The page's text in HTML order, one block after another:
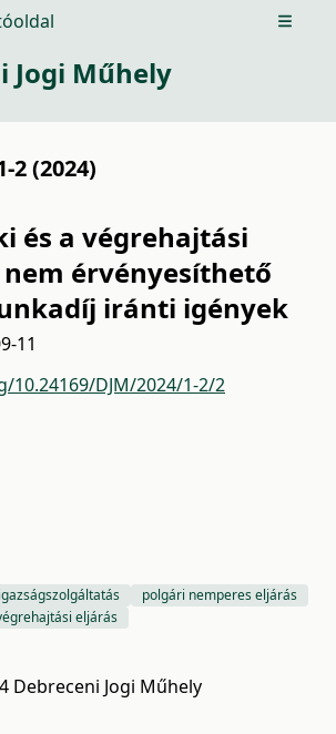
Open
Jogi Műhely
2 (2024)
és a végrehajtási
érvényesíthető
iránti igények
11
DJM/2024/1-2/2
igazságszolgáltatás
polgári nemperes eljárás
eljárás
Debreceni Jogi Műhely